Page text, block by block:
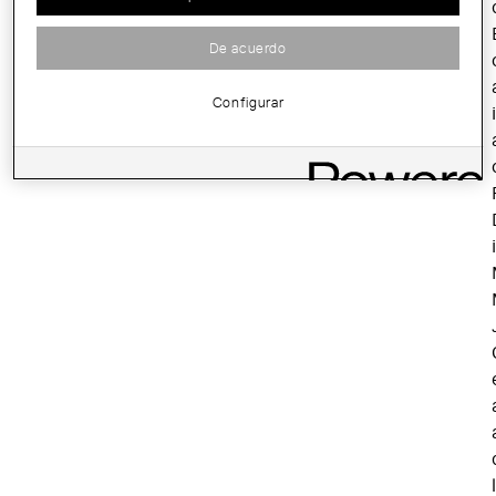
i
De acuerdo
Configurar